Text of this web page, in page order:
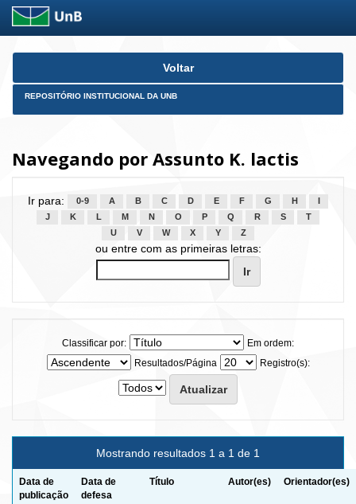
Skip
Voltar
REPOSITÓRIO INSTITUCIONAL DA UNB
Navegando por Assunto K. lactis
Ir para: 0-9 A B C D E F G H
J
K L M N O P Q R S
T
U
V W X Y Z
ou entre com as primeiras letras:
Classificar por:
Em ordem:
Resultados/Página
Registro(s):
Mostrando resultados 1 a 1 de 1
Data de
publicação
Data de
defesa
Título Autor(es) Orientador(es)